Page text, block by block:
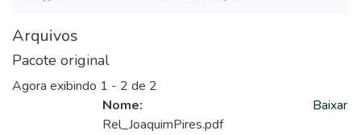
Arquivos
Pacote original
Agora exibindo 1 - 2 de 2
Nome:
Rel_JoaquimPires.pdf
Baixar